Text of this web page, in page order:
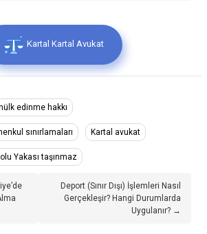
Kartal Kartal Avukat
edinme hakkı
sınırlamaları Kartal avukat
Yakası taşınmaz
Deport (Sınır Dışı) İşlemleri Nasıl
Gerçekleşir? Hangi Durumlarda
Uygulanır? →